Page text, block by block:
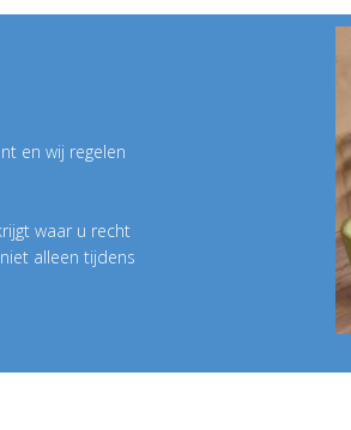
en wij regelen
waar u recht
alleen tijdens